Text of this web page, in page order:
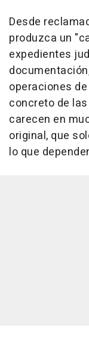
Desde
produzca un
expedientes
operaciones
concreto de
carecen en
original, que
lo que